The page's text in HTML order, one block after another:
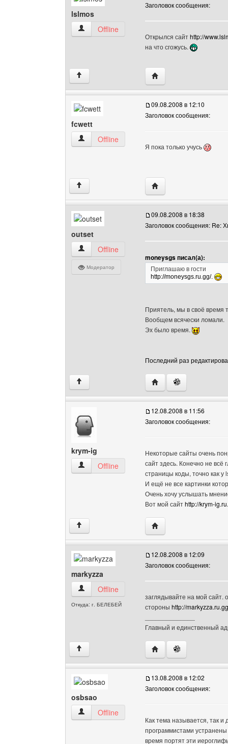
lslmos
lslmos Посмотреть профиль
Offline
Заголовок сообщения:
Открылся сайтhttp://
на что сгожусь.
↑ Посетить сайт
fcwett
fcwett Посмотреть профиль
Offline
09.08.2008 в 12:10
Заголовок сообщения:
Я пока только учусь
↑ Посетить сайт
outset
outset Посмотреть профиль
Offline
Модератор
09.08.2008 в 18:38
Заголовок сообщения: Re:
moneysgs писал(а):
Приглашаю в гости
http://moneysgs.ru.gg/.
Приятель, мы в своё время
Вообщем всячески ломали.
Эх было время.
Последний раз
↑ Посетить сайт
krym-ig
krym-ig Посмотреть профиль
Offline
12.08.2008 в 11:56
Заголовок сообщения:
Некоторые сайты очень
сайт здесь. Конечно не всё
страницы коды, точно как у
И ещё не все картинки
Очень хочу услышать
Вот мой сайтhttp://krym-
↑ Посетить сайт
markyzza
markyzza Посмотреть профиль
Offline
Откуда: г. БЕЛЕБЕЙ
12.08.2008 в 12:09
Заголовок сообщения:
заглядывайте на мой сайт.
стороны http://
Главный и единственный
↑ Посетить сайт
osbsao
osbsao Посмотреть профиль
Offline
13.08.2008 в 12:02
Заголовок сообщения:
Как тема называется, так
программистами
время портят эти